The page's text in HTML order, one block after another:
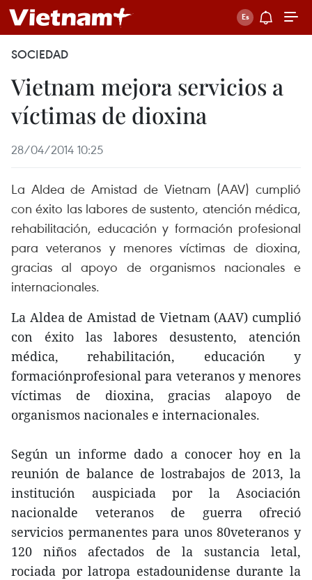
SOCIEDAD
Vietnam mejora servicios a
víctimas de dioxina
28/04/2014 10:25
La Aldea de Amistad de Vietnam (AAV) cumplió
con éxito las labores de sustento, atención médica,
rehabilitación, educación y formación profesional
para veteranos y menores víctimas de dioxina,
gracias al apoyo de organismos nacionales e
internacionales.
La Aldea de Amistad de Vietnam (AAV) cumplió
con éxito las labores desustento, atención
médica, rehabilitación, educación y
formaciónprofesional para veteranos y menores
víctimas de dioxina, gracias alapoyo de
organismos nacionales e internacionales.
Según un informe dado a conocer hoy en la
reunión de balance de lostrabajos de 2013, la
institución auspiciada por la Asociación
nacionalde veteranos de guerra ofreció
servicios permanentes para unos 80veteranos y
120 niños afectados de la sustancia letal,
rociada por latropa estadounidense durante la